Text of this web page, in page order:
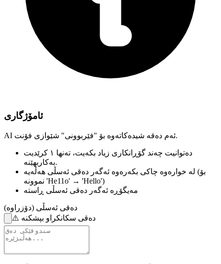
ئامۆژگاری
AI ئەم دەقە شیدەکاتەوە بۆ "فێربوونی" شێوازی فۆنت.
دەتوانیت چەند گۆڕانکاری زیاد بکەیت،
تەنها ١ کرێدیت
بەکاربهێنە.
لە خوارەوە چاکی بکەرەوە ئەگەر دەقی ئەسڵی هەڵەیە
(بۆ
نموونە 'He11o' → 'Hello')
مەیگۆڕە ئەگەر دەقی ئەسڵی ڕاستە
دەقی ئەسڵی (دۆزراوە)
⚠️ دەقی سکانکراو بپشکنە